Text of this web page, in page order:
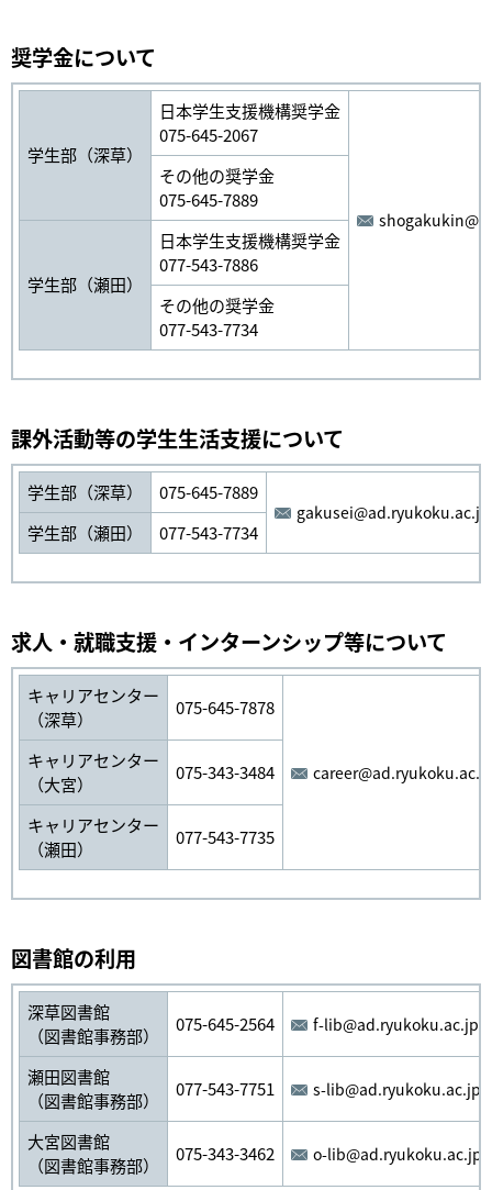
奨学金について
学生部（深草）
日本学生支援機構奨学金
075-645-2067
その他の奨学金
075-645-7889
学生部（瀬田）
日本学生支援機構奨学金
077-543-7886
その他の奨学金
077-543-7734
課外活動等の学生生活支援について
学生部（深草） 075-645-7889
gakusei@ad.ryukoku.ac.jp
学生部（瀬田） 077-543-7734
求人・就職支援・インターンシップ等について
キャリアセンター
（深草）
075-645-7878
キャリアセンター
（大宮）
075-343-3484
キャリアセンター
（瀬田）
077-543-7735
図書館の利用
深草図書館
（図書館事務部）
075-645-2564 f-lib@ad.ryukoku.ac.jp
瀬田図書館
（図書館事務部）
077-543-7751 s-lib@ad.ryukoku.ac.jp
大宮図書館
（図書館事務部）
075-343-3462 o-lib@ad.ryukoku.ac.jp